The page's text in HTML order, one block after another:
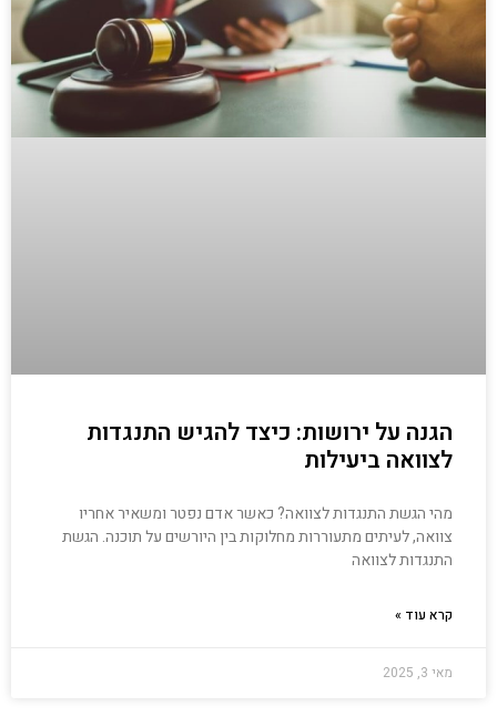
הגנה על ירושות: כיצד להגיש התנגדות
לצוואה ביעילות
מהי הגשת התנגדות לצוואה? כאשר אדם נפטר ומשאיר אחריו
צוואה, לעיתים מתעוררות מחלוקות בין היורשים על תוכנה. הגשת
התנגדות לצוואה
קרא עוד »
מאי 3, 2025